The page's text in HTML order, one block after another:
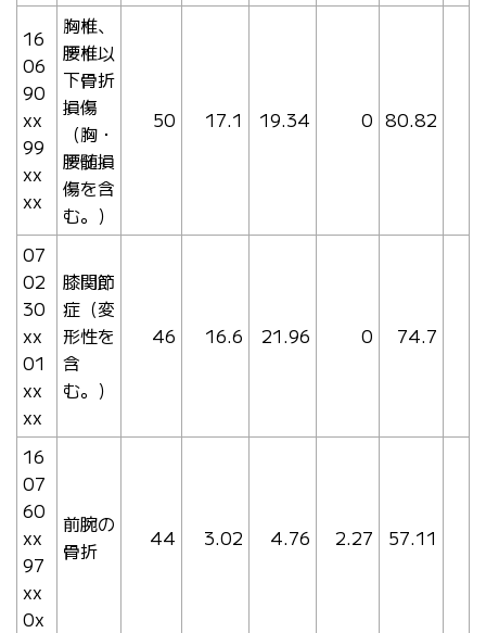
16
06
90
xx
99
xx
xx
胸椎、
腰椎以
下骨折
損傷
（胸・
腰髄損
傷を含
む。）
50 17.1 19.34 0 80.82
07
02
30
xx
01
xx
xx
膝関節
症（変
形性を
含
む。）
46 16.6 21.96 0 74.7
16
07
60
xx
97
xx
0x
前腕の
骨折
44 3.02 4.76 2.27 57.11